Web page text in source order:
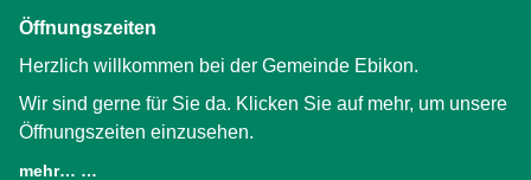
Öffnungszeiten
Herzlich willkommen bei der Gemeinde Ebikon.
Wir sind gerne für Sie da. Klicken Sie auf mehr, um unsere
Öffnungszeiten einzusehen.
mehr… …